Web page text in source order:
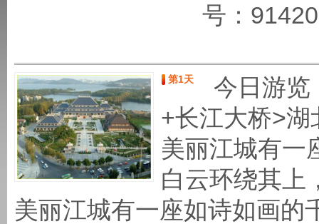
号：
第1天
今日游览
+长江大桥>
美丽江城有一
白云环绕其上
美丽江城有一座如诗如画的